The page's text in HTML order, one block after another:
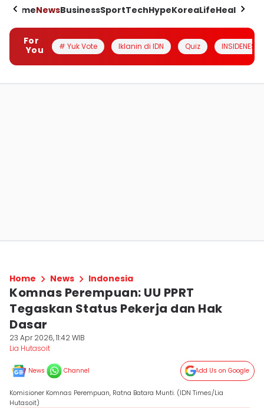
HomeNewsBusinessSportTechHypeKoreaLifeHealth
For
You
# Yuk Vote Iklanin di IDN Quiz INSIDENESIA
Home News Indonesia
Komnas Perempuan: UU PPRT
Tegaskan Status Pekerja dan Hak
Dasar
23 Apr 2026, 11:42 WIB
Lia Hutasoit
News Channel Add Us on Google
Komisioner Komnas Perempuan, Ratna Batara Munti. (IDN Times/Lia
Hutasoit)